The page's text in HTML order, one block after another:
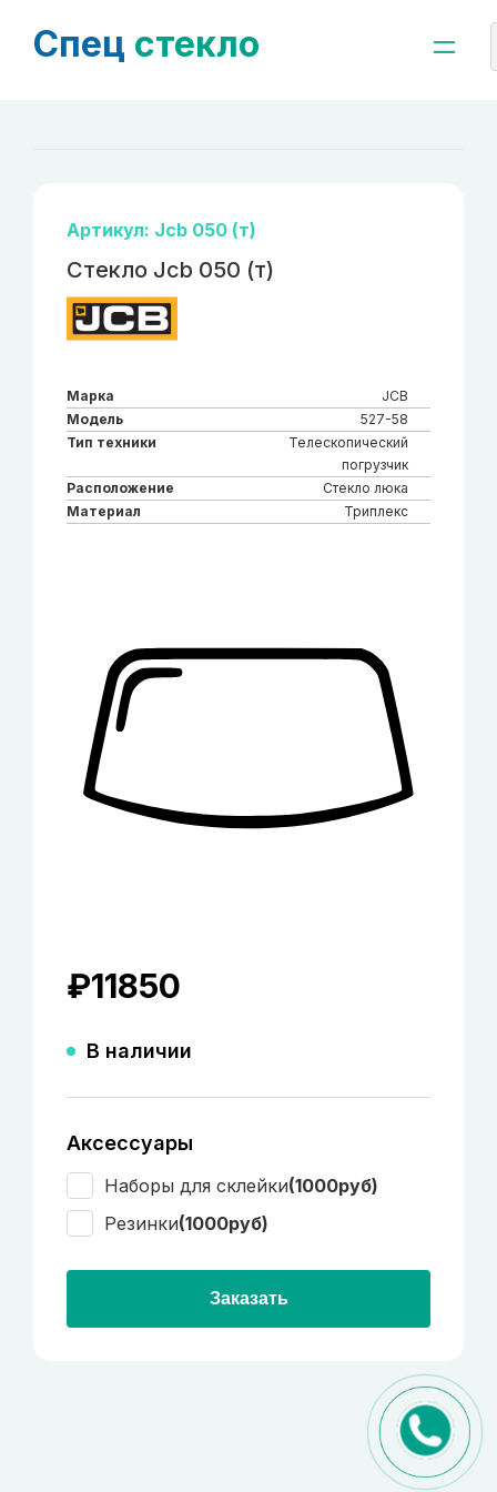
Спец стекло
Артикул: Jcb 050 (т)
Стекло Jcb 050 (т)
Марка
JCB
Модель
527-58
Тип техники
Телескопический
погрузчик
Расположение
Стекло люка
Материал
Триплекс
₽11850
В наличии
Аксессуары
Наборы для склейки(1000руб)
Резинки(1000руб)
Заказать